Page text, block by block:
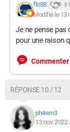
flo88 5
Modifié le 13
Je ne pense pas
pour une raison
Commenter
RÉPONSE 10 / 12
ph4sm3
13 nov. 2022